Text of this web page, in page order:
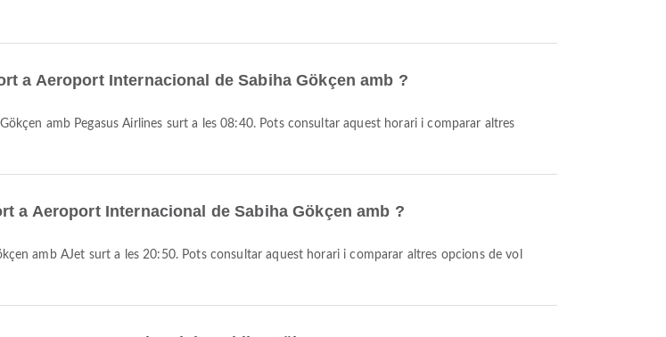
a Aeroport Internacional de Sabiha Gökçen amb ?
a Aeroport Internacional de Sabiha Gökçen amb ?